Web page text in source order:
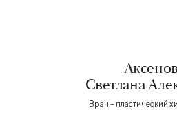
Светлана
Врач – пластический